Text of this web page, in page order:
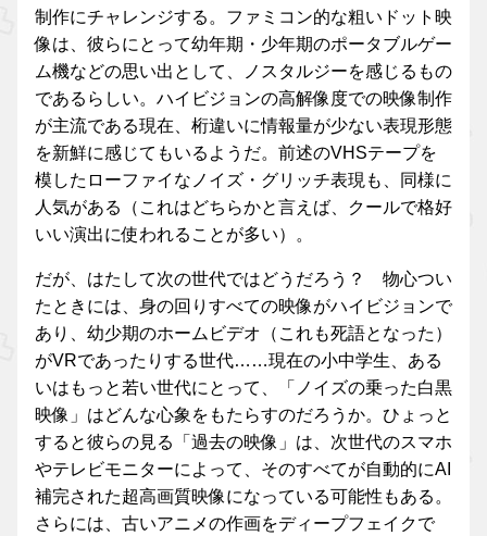
制作にチャレンジする。ファミコン的な粗いドット映
像は、彼らにとって幼年期・少年期のポータブルゲー
ム機などの思い出として、ノスタルジーを感じるもの
であるらしい。ハイビジョンの高解像度での映像制作
が主流である現在、桁違いに情報量が少ない表現形態
を新鮮に感じてもいるようだ。前述のVHSテープを
模したローファイなノイズ・グリッチ表現も、同様に
人気がある（これはどちらかと言えば、クールで格好
いい演出に使われることが多い）。
だが、はたして次の世代ではどうだろう？ 物心つい
たときには、身の回りすべての映像がハイビジョンで
あり、幼少期のホームビデオ（これも死語となった）
がVRであったりする世代……現在の小中学生、ある
いはもっと若い世代にとって、「ノイズの乗った白黒
映像」はどんな心象をもたらすのだろうか。ひょっと
すると彼らの見る「過去の映像」は、次世代のスマホ
やテレビモニターによって、そのすべてが自動的にAI
補完された超高画質映像になっている可能性もある。
さらには、古いアニメの作画をディープフェイクで